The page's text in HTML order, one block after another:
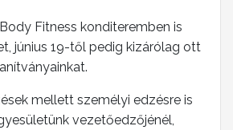
Fitness konditeremben is
június 19-től pedig kizárólag ott
mellett személyi edzésre is
vezetőedzőjénél,